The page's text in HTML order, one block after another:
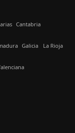
Cantabria
Galicia La Rioja